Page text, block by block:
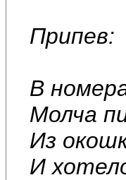
Припев:
В
Молча
Из
И